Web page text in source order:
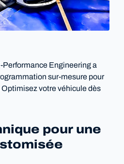
Engineering a
sur-mesure pour
votre véhicule dès
pour une